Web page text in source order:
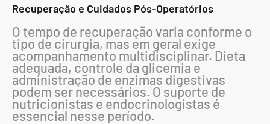
Recuperação e Cuidados Pós-Operatórios
O tempo de recuperação varia conforme o
tipo de cirurgia, mas em geral exige
acompanhamento multidisciplinar. Dieta
adequada, controle da glicemia e
administração de enzimas digestivas
podem ser necessários. O suporte de
nutricionistas e endocrinologistas é
essencial nesse período.